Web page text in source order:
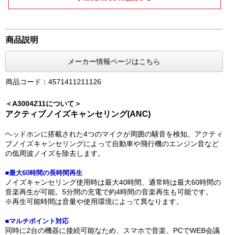
商品説明
メーカー情報ページはこちら
商品コード：4571411211126
＜A3004Z11について＞
アクティブノイズキャンセリング(ANC)
ヘッドホンに搭載された4つのマイクが周囲の騒音を検知。アクティ
ブノイズキャンセリングによって自動車や飛行機のエンジン音など
の低周波ノイズを除去します。
■最大60時間の長時間再生
ノイズキャンセリング使用時は最大40時間、通常時は最大60時間の
音楽再生が可能。5分間の充電で約4時間の音楽再生も可能です。
※再生可能時間は音量や使用環境によって異なります。
■マルチポイント対応
同時に2台の機器に接続可能なため、スマホで音楽、PCでWEB会議